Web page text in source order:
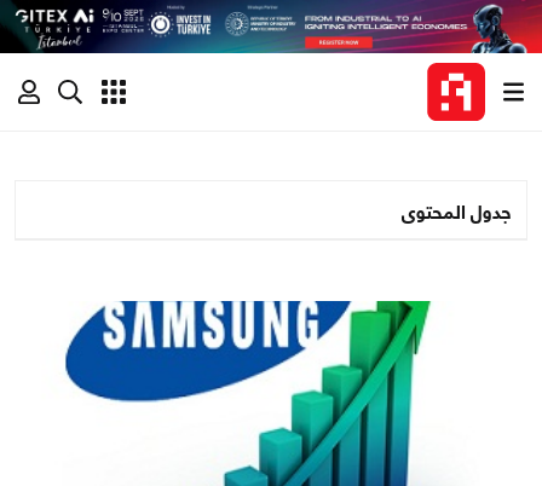
جدول المحتوى